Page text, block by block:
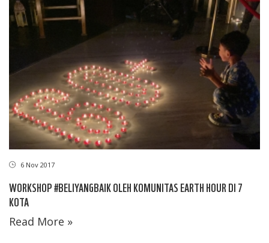
6 Nov 2017
WORKSHOP #BELIYANGBAIK OLEH KOMUNITAS EARTH HOUR DI 7
KOTA
Read More »